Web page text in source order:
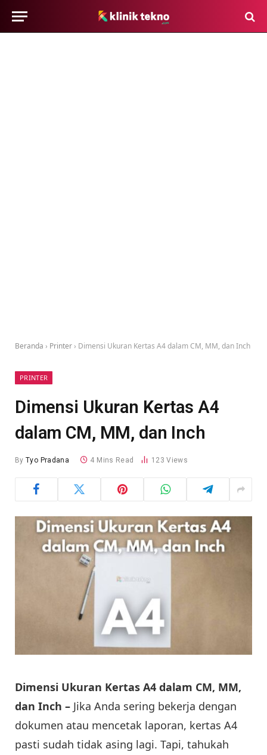
Beranda › Printer › Dimensi Ukuran Kertas A4 dalam CM, MM, dan Inch
PRINTER
Dimensi Ukuran Kertas A4
dalam CM, MM, dan Inch
By Tyo Pradana 4 Mins Read 123Views
Dimensi Ukuran Kertas A4 dalam CM, MM,
dan Inch – Jika Anda sering bekerja dengan
dokumen atau mencetak laporan, kertas A4
pasti sudah tidak asing lagi. Tapi, tahukah